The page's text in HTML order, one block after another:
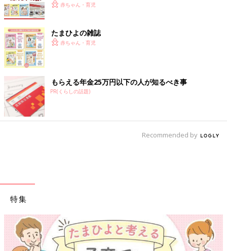
赤ちゃん・育児
たまひよの雑誌
赤ちゃん・育児
もらえる年金25万円以下の人が知るべき事
PR(くらしの話題)
Recommended by
特集